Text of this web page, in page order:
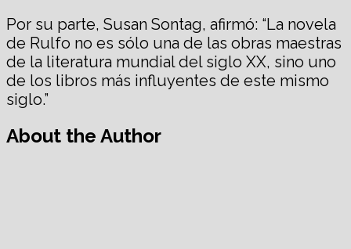
Por su parte, Susan Sontag, afirmó: “La novela
de Rulfo no es sólo una de las obras maestras
de la literatura mundial del siglo XX, sino uno
de los libros más influyentes de este mismo
siglo.”
About the Author